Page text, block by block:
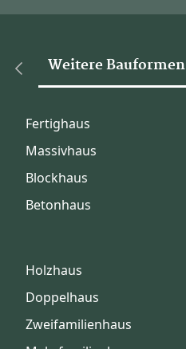
Weitere Bauformen
Fertighaus
Massivhaus
Blockhaus
Betonhaus
Holzhaus
Doppelhaus
Zweifamilienhaus